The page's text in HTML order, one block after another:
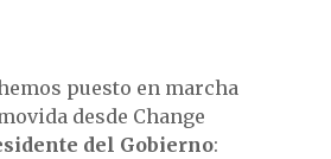
puesto en marcha
desde Change
del Gobierno: